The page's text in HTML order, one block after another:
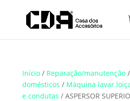
Translate
Início/ Reparação/manutenção/
domésticos / Máquina lavar
e condutas / ASPERSOR